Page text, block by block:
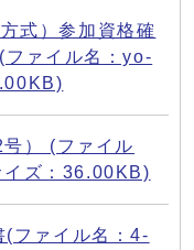
式）参加資格確
ァイル名：yo-
） (ファイル
ズ：36.00KB)
(ファイル名：4-